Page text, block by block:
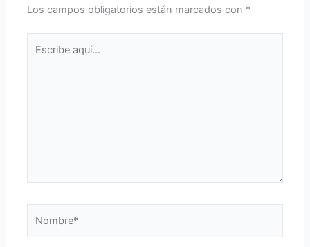
Los campos obligatorios están marcados con *
aquí...